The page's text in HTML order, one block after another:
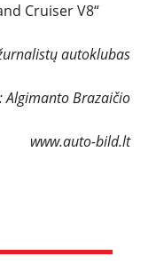
Cruiser V8“
autoklubas
Algimanto Brazaičio
www.auto-bild.lt